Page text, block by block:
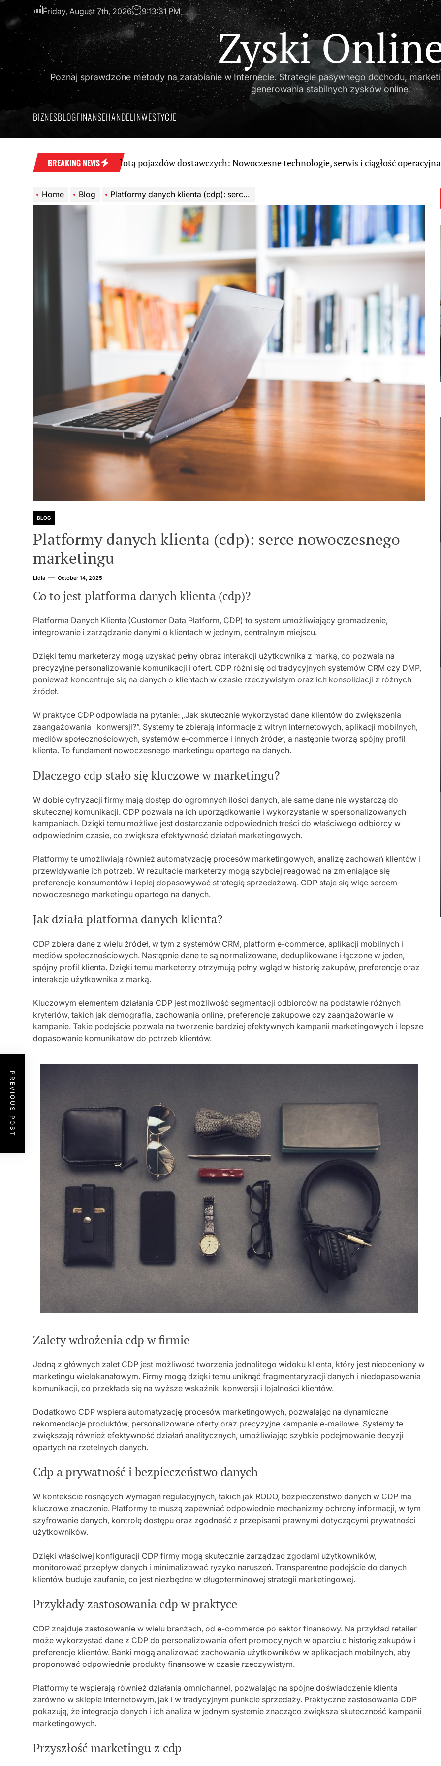
Skip
content
Friday, August 7th, 2026 9:13:33 PM
Zyski
Poznaj sprawdzone metody na zarabianie w Internecie. Strategie pasywnego dochodu,
generowania stabilnych zysków online.
BIZNESBLOGFINANSEHANDEL INWESTYCJE
BREAKING NEWS
zarządzanie flotą pojazdów dostawczych: Nowoczesne technologie, serwis i ciągłość operacyjna
Home Blog Platformy danych klienta (cdp): serce nowoczesnego marketingu
BLOG
Platformy danych klienta (cdp): serce nowoczesnego
marketingu
Lidia October 14, 2025
Co to jest platforma danych klienta (cdp)?
Platforma Danych Klienta (Customer Data Platform, CDP) to system umożliwiający gromadzenie,
integrowanie i zarządzanie danymi o klientach w jednym, centralnym miejscu.
Dzięki temu marketerzy mogą uzyskać pełny obraz interakcji użytkownika z marką, co pozwala na
precyzyjne personalizowanie komunikacji i ofert. CDP różni się od tradycyjnych systemów CRM czy DMP,
ponieważ koncentruje się na danych o klientach w czasie rzeczywistym oraz ich konsolidacji z różnych
źródeł.
W praktyce CDP odpowiada na pytanie: „Jak skutecznie wykorzystać dane klientów do zwiększenia
zaangażowania i konwersji?”. Systemy te zbierają informacje z witryn internetowych, aplikacji mobilnych,
mediów społecznościowych, systemów e-commerce i innych źródeł, a następnie tworzą spójny profil
klienta. To fundament nowoczesnego marketingu opartego na danych.
Dlaczego cdp stało się kluczowe w marketingu?
W dobie cyfryzacji firmy mają dostęp do ogromnych ilości danych, ale same dane nie wystarczą do
skutecznej komunikacji. CDP pozwala na ich uporządkowanie i wykorzystanie w spersonalizowanych
kampaniach. Dzięki temu możliwe jest dostarczanie odpowiednich treści do właściwego odbiorcy w
odpowiednim czasie, co zwiększa efektywność działań marketingowych.
Platformy te umożliwiają również automatyzację procesów marketingowych, analizę zachowań klientów i
przewidywanie ich potrzeb. W rezultacie marketerzy mogą szybciej reagować na zmieniające się
preferencje konsumentów i lepiej dopasowywać strategię sprzedażową. CDP staje się więc sercem
nowoczesnego marketingu opartego na danych.
Jak działa platforma danych klienta?
CDP zbiera dane z wielu źródeł, w tym z systemów CRM, platform e-commerce, aplikacji mobilnych i
mediów społecznościowych. Następnie dane te są normalizowane, deduplikowane i łączone w jeden,
spójny profil klienta. Dzięki temu marketerzy otrzymują pełny wgląd w historię zakupów, preferencje oraz
interakcje użytkownika z marką.
Kluczowym elementem działania CDP jest możliwość segmentacji odbiorców na podstawie różnych
kryteriów, takich jak demografia, zachowania online, preferencje zakupowe czy zaangażowanie w
kampanie. Takie podejście pozwala na tworzenie bardziej efektywnych kampanii marketingowych i lepsze
dopasowanie komunikatów do potrzeb klientów.
Zalety wdrożenia cdp w firmie
Jedną z głównych zalet CDP jest możliwość tworzenia jednolitego widoku klienta, który jest nieoceniony w
marketingu wielokanałowym. Firmy mogą dzięki temu uniknąć fragmentaryzacji danych i niedopasowania
komunikacji, co przekłada się na wyższe wskaźniki konwersji i lojalności klientów.
Dodatkowo CDP wspiera automatyzację procesów marketingowych, pozwalając na dynamiczne
rekomendacje produktów, personalizowane oferty oraz precyzyjne kampanie e-mailowe. Systemy te
zwiększają również efektywność działań analitycznych, umożliwiając szybkie podejmowanie decyzji
opartych na rzetelnych danych.
Cdp a prywatność i bezpieczeństwo danych
W kontekście rosnących wymagań regulacyjnych, takich jak RODO, bezpieczeństwo danych w CDP ma
kluczowe znaczenie. Platformy te muszą zapewniać odpowiednie mechanizmy ochrony informacji, w tym
szyfrowanie danych, kontrolę dostępu oraz zgodność z przepisami prawnymi dotyczącymi prywatności
użytkowników.
Dzięki właściwej konfiguracji CDP firmy mogą skutecznie zarządzać zgodami użytkowników,
monitorować przepływ danych i minimalizować ryzyko naruszeń. Transparentne podejście do danych
klientów buduje zaufanie, co jest niezbędne w długoterminowej strategii marketingowej.
Przykłady zastosowania cdp w praktyce
CDP znajduje zastosowanie w wielu branżach, od e-commerce po sektor finansowy. Na przykład retailer
może wykorzystać dane z CDP do personalizowania ofert promocyjnych w oparciu o historię zakupów i
preferencje klientów. Banki mogą analizować zachowania użytkowników w aplikacjach mobilnych, aby
proponować odpowiednie produkty finansowe w czasie rzeczywistym.
Platformy te wspierają również działania omnichannel, pozwalając na spójne doświadczenie klienta
zarówno w sklepie internetowym, jak i w tradycyjnym punkcie sprzedaży. Praktyczne zastosowania CDP
pokazują, że integracja danych i ich analiza w jednym systemie znacząco zwiększa skuteczność kampanii
marketingowych.
Przyszłość marketingu z cdp
PREVIOUS POST